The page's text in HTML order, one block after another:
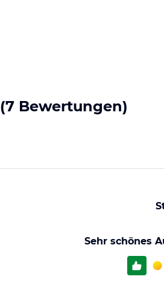
(7 Bewertungen)
Sehr schönes